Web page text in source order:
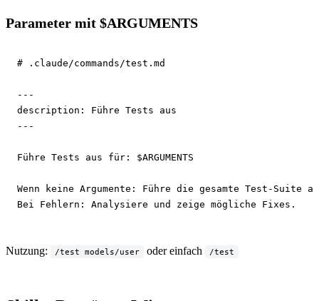
Parameter mit $ARGUMENTS
# .claude/commands/test.md
---
description:
---
Führe Tests aus für: $ARGUMENTS
Wenn keine Argumente: Führe die gesamte Test-Suite
Bei Fehlern: Analysiere und zeige mögliche Fixes.
Nutzung: /test models/user oder einfach /test